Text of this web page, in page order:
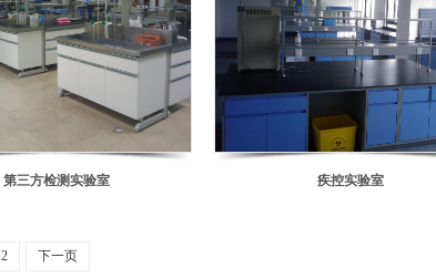
第三方检测实验室 疾控实验室
2 下一页